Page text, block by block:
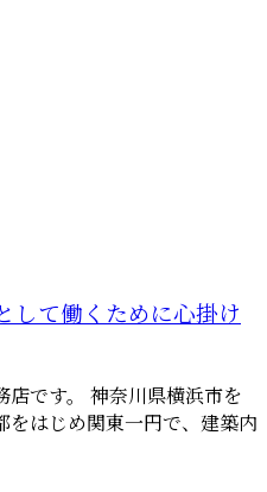
して働くために心掛け
店です。 神奈川県横浜市を
をはじめ関東一円で、建築内